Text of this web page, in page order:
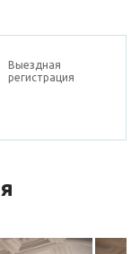
Выездная
регистрация